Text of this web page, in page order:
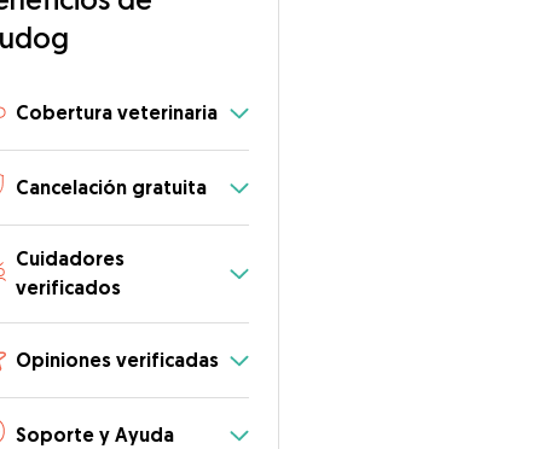
Cobertura veterinaria
Cancelación gratuita
Cuidadores
verificados
Opiniones verificadas
Soporte y Ayuda